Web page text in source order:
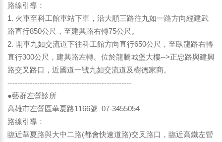
路線引導：
1. 火車至科工館車站下車，沿大順三路往九如一路方向經建武
路直行850公尺，至建興路右轉75公尺。
2. 開車九如交流道下往科工館方向直行650公尺，至臥龍路右轉
直行300公尺，建興路左轉。位於龍騰城堡大樓-->正忠路與建興
路交叉路口，近國道一號九如交流道及樹德家商。
--------------------------------------------------
●藝群左營診所
高雄市左營區華夏路1166號 07-3455054
路線引導：
臨近華夏路與大中二路(都會快速道路)交叉路口，臨近高鐵左營